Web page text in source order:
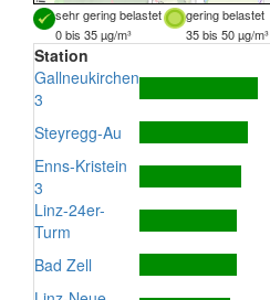
sehr gering belastet gering belastet
0 bis 35 µg/m³
35 bis 50 µg/m³
Station
Gallneukirchen
3
Steyregg-Au
Enns-Kristein
3
Linz-24er-
Turm
Bad Zell